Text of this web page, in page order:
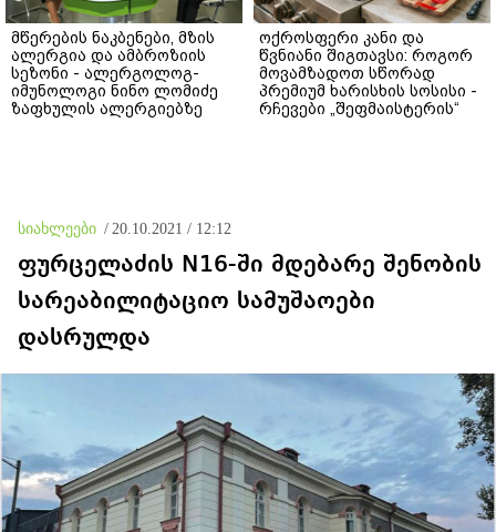
მწერების ნაკბენები, მზის
ალერგია და ამბროზიის
სეზონი - ალერგოლოგ-
იმუნოლოგი ნინო ლომიძე
ზაფხულის ალერგიებზე
ოქროსფერი კანი და
წვნიანი შიგთავსი: როგორ
მოვამზადოთ სწორად
პრემიუმ ხარისხის სოსისი -
რჩევები „შეფმაისტერის“
სიახლეები / 20.10.2021 / 12:12
ფურცელაძის N16-ში მდებარე შენობის
სარეაბილიტაციო სამუშაოები
დასრულდა